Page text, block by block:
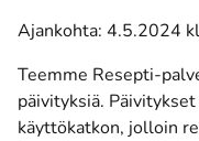
Ajankohta: 4.5.2024
Teemme Resepti-
päivityksiä.
käyttökatkon, jolloin